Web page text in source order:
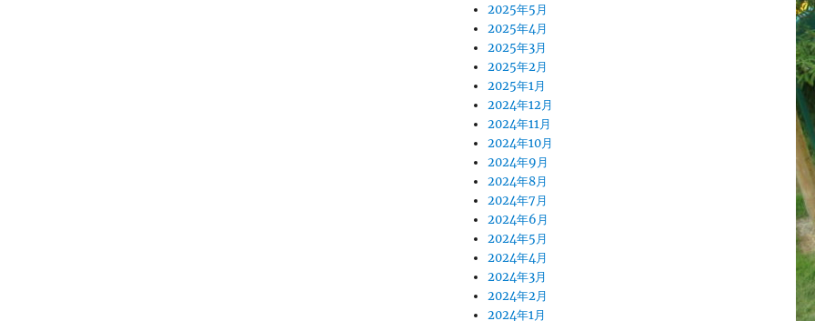
2025年5月
2025年4月
2025年3月
2025年2月
2025年1月
2024年12月
2024年11月
2024年10月
2024年9月
2024年8月
2024年7月
2024年6月
2024年5月
2024年4月
2024年3月
2024年2月
2024年1月